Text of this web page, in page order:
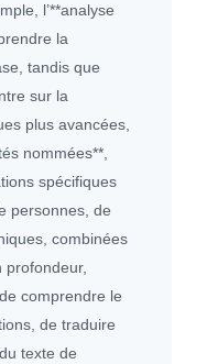
l’**analyse
la
tandis que
sur la
plus avancées,
nommées**,
spécifiques
personnes, de
combinées
profondeur,
comprendre le
de traduire
texte de